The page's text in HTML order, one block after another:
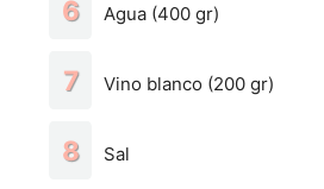
Agua (400 gr)
Vino blanco (200 gr)
Sal